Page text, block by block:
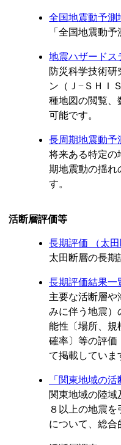
全国地震動予測
「全国地震動
地震ハザードス
防災科学技術研
ン（Ｊ−ＳＨＩ
種地図の閲覧、
可能です。
長周期地震動予
将来ある特定の
期地震動の揺れ
す。
断層評価等
長期評価 （太田
太田断層の長期
長期評価結果一
主要な活断層や
みに伴う地震）
能性〔場所、規
確率〕等の評価
て掲載していま
「関東地域の活
関東地域の陸域
８以上の地震
について、総合